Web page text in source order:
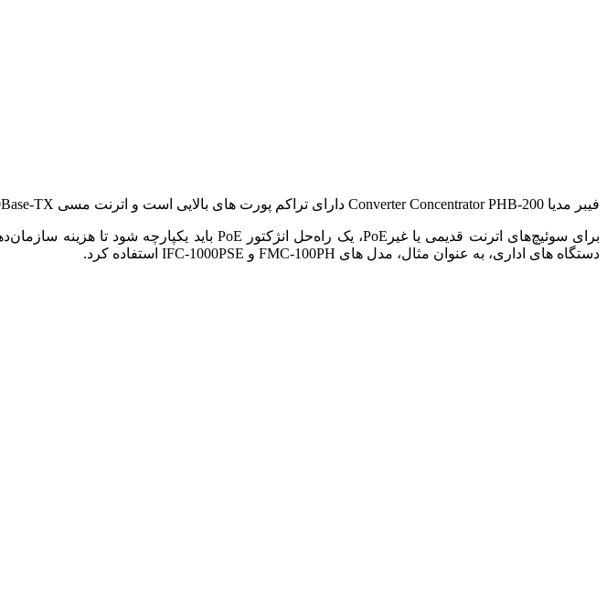
فیبر مدیا Converter Concentrator PHB-200 دارای تراکم پورت های بالایی است و اترنت مسی 100/1000Base-TX را به SFP هایی با سرعت 100Mbps و 1000Mbps تبدیل می کند.
دستگاه های اداری، به عنوان مثال، مدل های FMC-100PH و IFC-1000PSE استفاده کرد.